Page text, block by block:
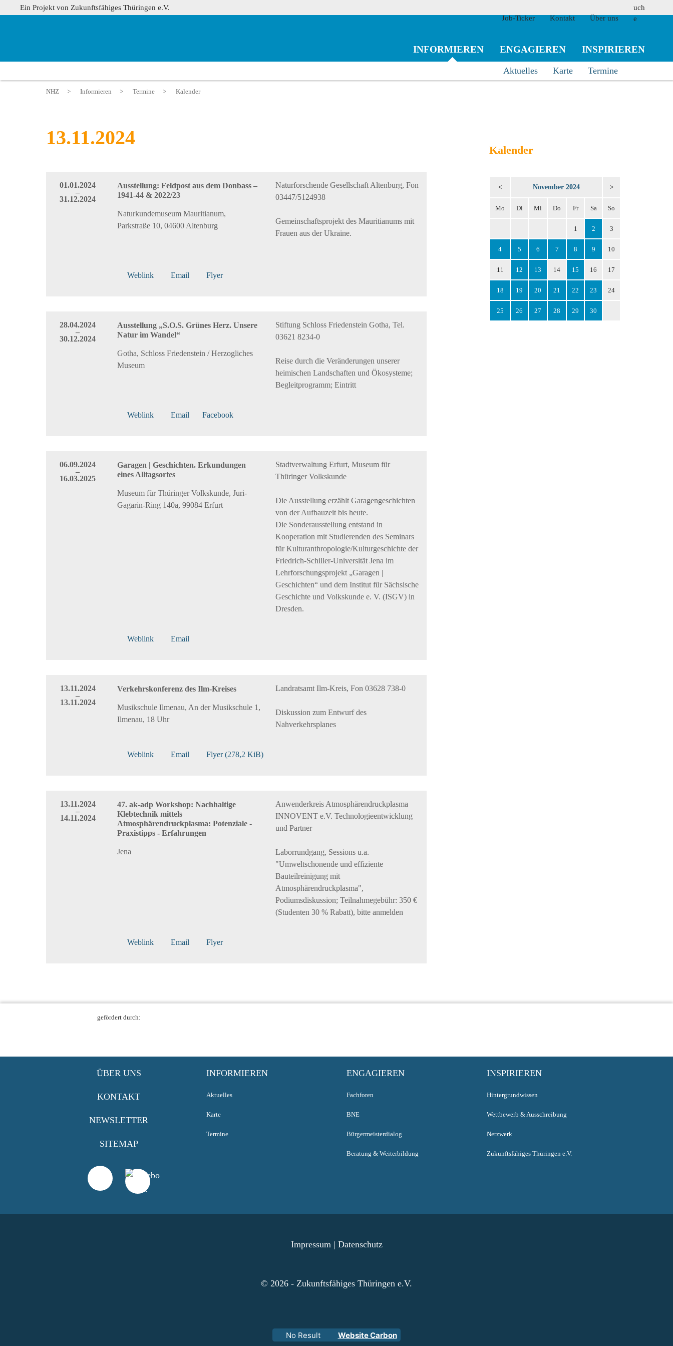
Ein Projekt von Zukunftsfähiges Thüringen e.V.
Job-Ticker
Kontakt Über uns
suchen
INFORMIEREN
Aktuelles Karte Termine
ENGAGIEREN INSPIRIEREN
NHZ > Informieren > Termine > Kalender
13.11.2024
01.01.2024
–
31.12.2024
Ausstellung: Feldpost aus dem Donbass –
1941-44 & 2022/23
Naturkundemuseum Mauritianum,
Parkstraße 10, 04600 Altenburg
Naturforschende Gesellschaft Altenburg, Fon
03447/5124938
Gemeinschaftsprojekt des Mauritianums mit
Frauen aus der Ukraine.
Weblink Email Flyer
28.04.2024
–
30.12.2024
Ausstellung „S.O.S. Grünes Herz. Unsere
Natur im Wandel“
Gotha, Schloss Friedenstein / Herzogliches
Museum
Stiftung Schloss Friedenstein Gotha, Tel.
03621 8234-0
Reise durch die Veränderungen unserer
heimischen Landschaften und Ökosysteme;
Begleitprogramm; Eintritt
Weblink Email Facebook
06.09.2024
–
16.03.2025
Garagen | Geschichten. Erkundungen
eines Alltagsortes
Museum für Thüringer Volkskunde, Juri-
Gagarin-Ring 140a, 99084 Erfurt
Stadtverwaltung Erfurt, Museum für
Thüringer Volkskunde
Die Ausstellung erzählt Garagengeschichten
von der Aufbauzeit bis heute.
Die Sonderausstellung entstand in
Kooperation mit Studierenden des Seminars
für Kulturanthropologie/Kulturgeschichte der
Friedrich-Schiller-Universität Jena im
Lehrforschungsprojekt „Garagen |
Geschichten“ und dem Institut für Sächsische
Geschichte und Volkskunde e. V. (ISGV) in
Dresden.
Weblink Email
13.11.2024
–
13.11.2024
Verkehrskonferenz des Ilm-Kreises
Musikschule Ilmenau, An der Musikschule 1,
Ilmenau, 18 Uhr
Landratsamt Ilm-Kreis, Fon 03628 738-0
Diskussion zum Entwurf des
Nahverkehrsplanes
Weblink Email Flyer(278,2 KiB)
13.11.2024
–
14.11.2024
47. ak-adp Workshop: Nachhaltige
Klebtechnik mittels
Atmosphärendruckplasma: Potenziale -
Praxistipps - Erfahrungen
Jena
Anwenderkreis Atmosphärendruckplasma
INNOVENT e.V. Technologieentwicklung
und Partner
Laborrundgang, Sessions u.a.
"Umweltschonende und effiziente
Bauteilreinigung mit
Atmosphärendruckplasma",
Podiumsdiskussion; Teilnahmegebühr: 350 €
(Studenten 30 % Rabatt), bitte anmelden
Weblink Email Flyer
Kalender
< November 2024 >
Mo Di Mi Do Fr Sa So
1 2 3
4 5 6 7 8 9 10
11 12 13 14 15 16 17
18 19 20 21 22 23 24
25 26 27 28 29 30
gefördert durch:
ÜBER UNS
KONTAKT
NEWSLETTER
SITEMAP
INFORMIEREN
Aktuelles
Karte
Termine
ENGAGIEREN
Fachforen
BNE
Bürgermeisterdialog
Beratung & Weiterbildung
INSPIRIEREN
Hintergrundwissen
Wettbewerb & Ausschreibung
Netzwerk
Zukunftsfähiges Thüringen e.V.
Impressum| Datenschutz
© 2026 - Zukunftsfähiges Thüringen e.V.
No Result Website Carbon